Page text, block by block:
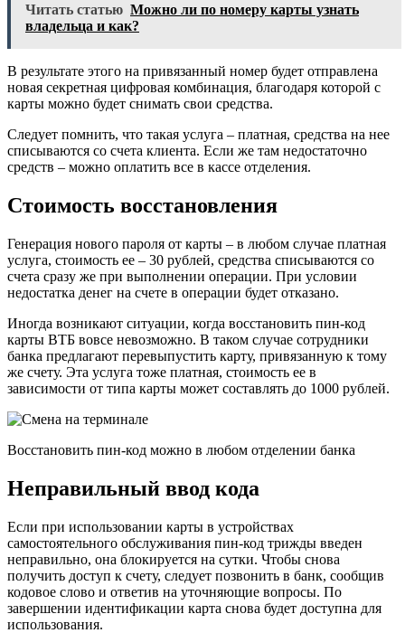
Читать статью Можно ли по номеру карты узнать
владельца и как?
В результате этого на привязанный номер будет отправлена
новая секретная цифровая комбинация, благодаря которой с
карты можно будет снимать свои средства.
Следует помнить, что такая услуга – платная, средства на нее
списываются со счета клиента. Если же там недостаточно
средств – можно оплатить все в кассе отделения.
Стоимость восстановления
Генерация нового пароля от карты – в любом случае платная
услуга, стоимость ее – 30 рублей, средства списываются со
счета сразу же при выполнении операции. При условии
недостатка денег на счете в операции будет отказано.
Иногда возникают ситуации, когда восстановить пин-код
карты ВТБ вовсе невозможно. В таком случае сотрудники
банка предлагают перевыпустить карту, привязанную к тому
же счету. Эта услуга тоже платная, стоимость ее в
зависимости от типа карты может составлять до 1000 рублей.
Восстановить пин-код можно в любом отделении банка
Неправильный ввод кода
Если при использовании карты в устройствах
самостоятельного обслуживания пин-код трижды введен
неправильно, она блокируется на сутки. Чтобы снова
получить доступ к счету, следует позвонить в банк, сообщив
кодовое слово и ответив на уточняющие вопросы. По
завершении идентификации карта снова будет доступна для
использования.